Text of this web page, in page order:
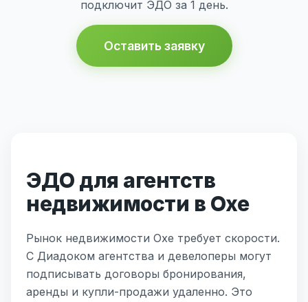
подключит ЭДО за 1 день.
Оставить заявку
ЭДО для агентств
недвижимости в Охе
Рынок недвижимости Охе требует скорости.
С Диадоком агентства и девелоперы могут
подписывать договоры бронирования,
аренды и купли-продажи удаленно. Это